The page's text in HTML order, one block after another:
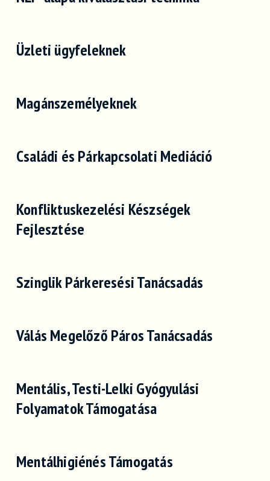
Üzleti ügyfeleknek
Magánszemélyeknek
Családi és Párkapcsolati Mediáció
Konfliktuskezelési Készségek
Fejlesztése
Szinglik Párkeresési Tanácsadás
Válás Megelőző Páros Tanácsadás
Mentális, Testi-Lelki Gyógyulási
Folyamatok Támogatása
Mentálhigiénés Támogatás